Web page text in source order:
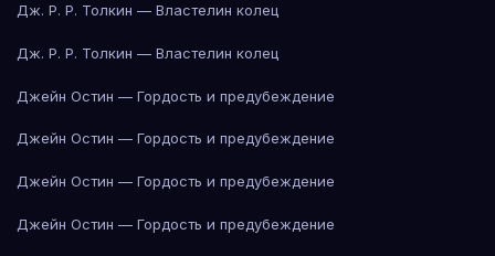
Дж. Р. Р. Толкин — Властелин колец
Дж. Р. Р. Толкин — Властелин колец
Джейн Остин — Гордость и предубеждение
Джейн Остин — Гордость и предубеждение
Джейн Остин — Гордость и предубеждение
Джейн Остин — Гордость и предубеждение